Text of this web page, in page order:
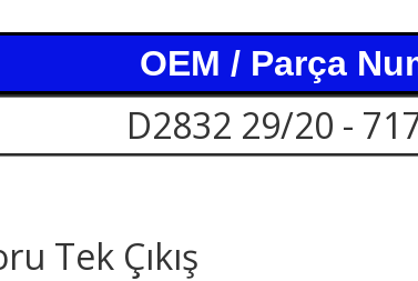
OEM / Parça
D2832 29/20 -
Tek Çıkış